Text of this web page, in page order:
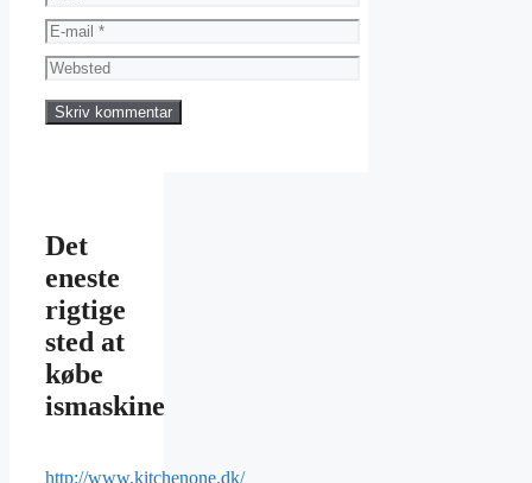
E-
mail
Websted
Det
eneste
rigtige
sted at
købe
ismaskine
http://www.kitchenone.dk/